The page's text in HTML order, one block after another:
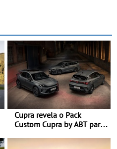
Cupra revela o Pack
Custom Cupra by ABT para
Red Bull Ring